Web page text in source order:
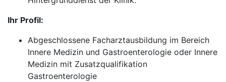
Ihr Profil:
Abgeschlossene Facharztausbildung im Bereich
Innere Medizin und Gastroenterologie oder Innere
Medizin mit Zusatzqualifikation
Gastroenterologie